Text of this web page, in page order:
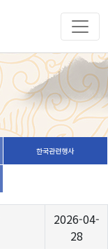
한국관련행사
2026-04-
28